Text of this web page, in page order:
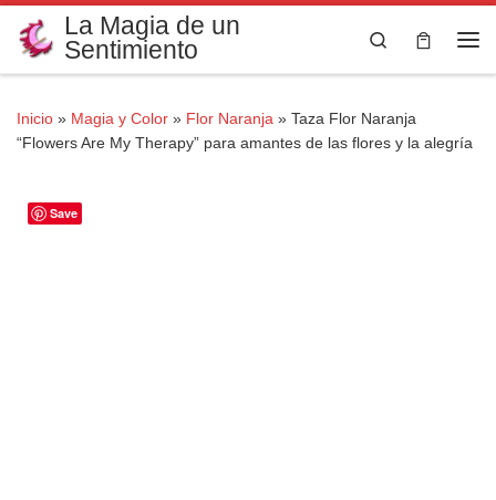
Saltar al contenido
La Magia de un
Sentimiento
Search
Inicio » Magia y Color » Flor Naranja » Taza Flor Naranja
“Flowers Are My Therapy” para amantes de las flores y la alegría
Save